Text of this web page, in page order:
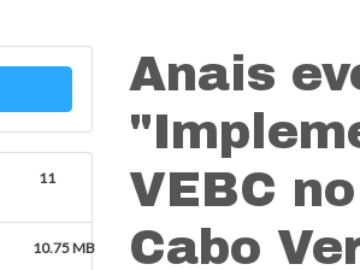
11
10.75 MB
Anais
VEBC
Cabo